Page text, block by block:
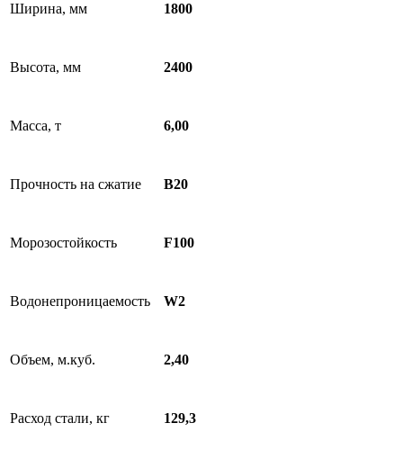
Ширина, мм 1800
Высота, мм 2400
Масса, т 6,00
Прочность на сжатие B20
Морозостойкость F100
Водонепроницаемость W2
Объем, м.куб. 2,40
Расход стали, кг 129,3